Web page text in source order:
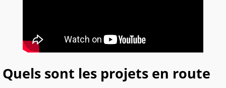
Quels sont les projets en route